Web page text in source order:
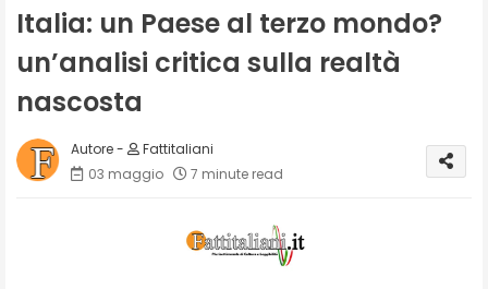
Italia: un Paese al terzo mondo?
un’analisi critica sulla realtà
nascosta
Fattitaliani
03 maggio
7 minute read